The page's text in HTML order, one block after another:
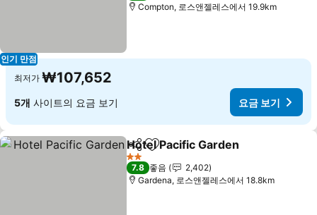
인기 만점
Compton, 로스앤젤레스에서 19.9km
최저가 ₩107,652
5개 사이트의 요금 보기 요금 보기
공유 즐겨찾기에 추가
Hotel Pacific Garden
2 성급
7.8 좋음
2,402
Gardena, 로스앤젤레스에서 18.8km